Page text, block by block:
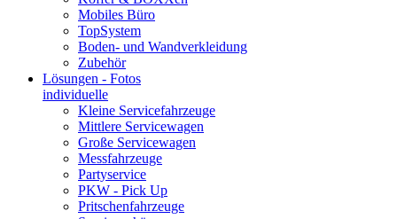
Mobiles Büro
TopSystem
Boden- und Wandverkleidung
Zubehör
Lösungen - Fotos
individuelle
Kleine Servicefahrzeuge
Mittlere Servicewagen
Große Servicewagen
Messfahrzeuge
Partyservice
PKW - Pick Up
Pritschenfahrzeuge